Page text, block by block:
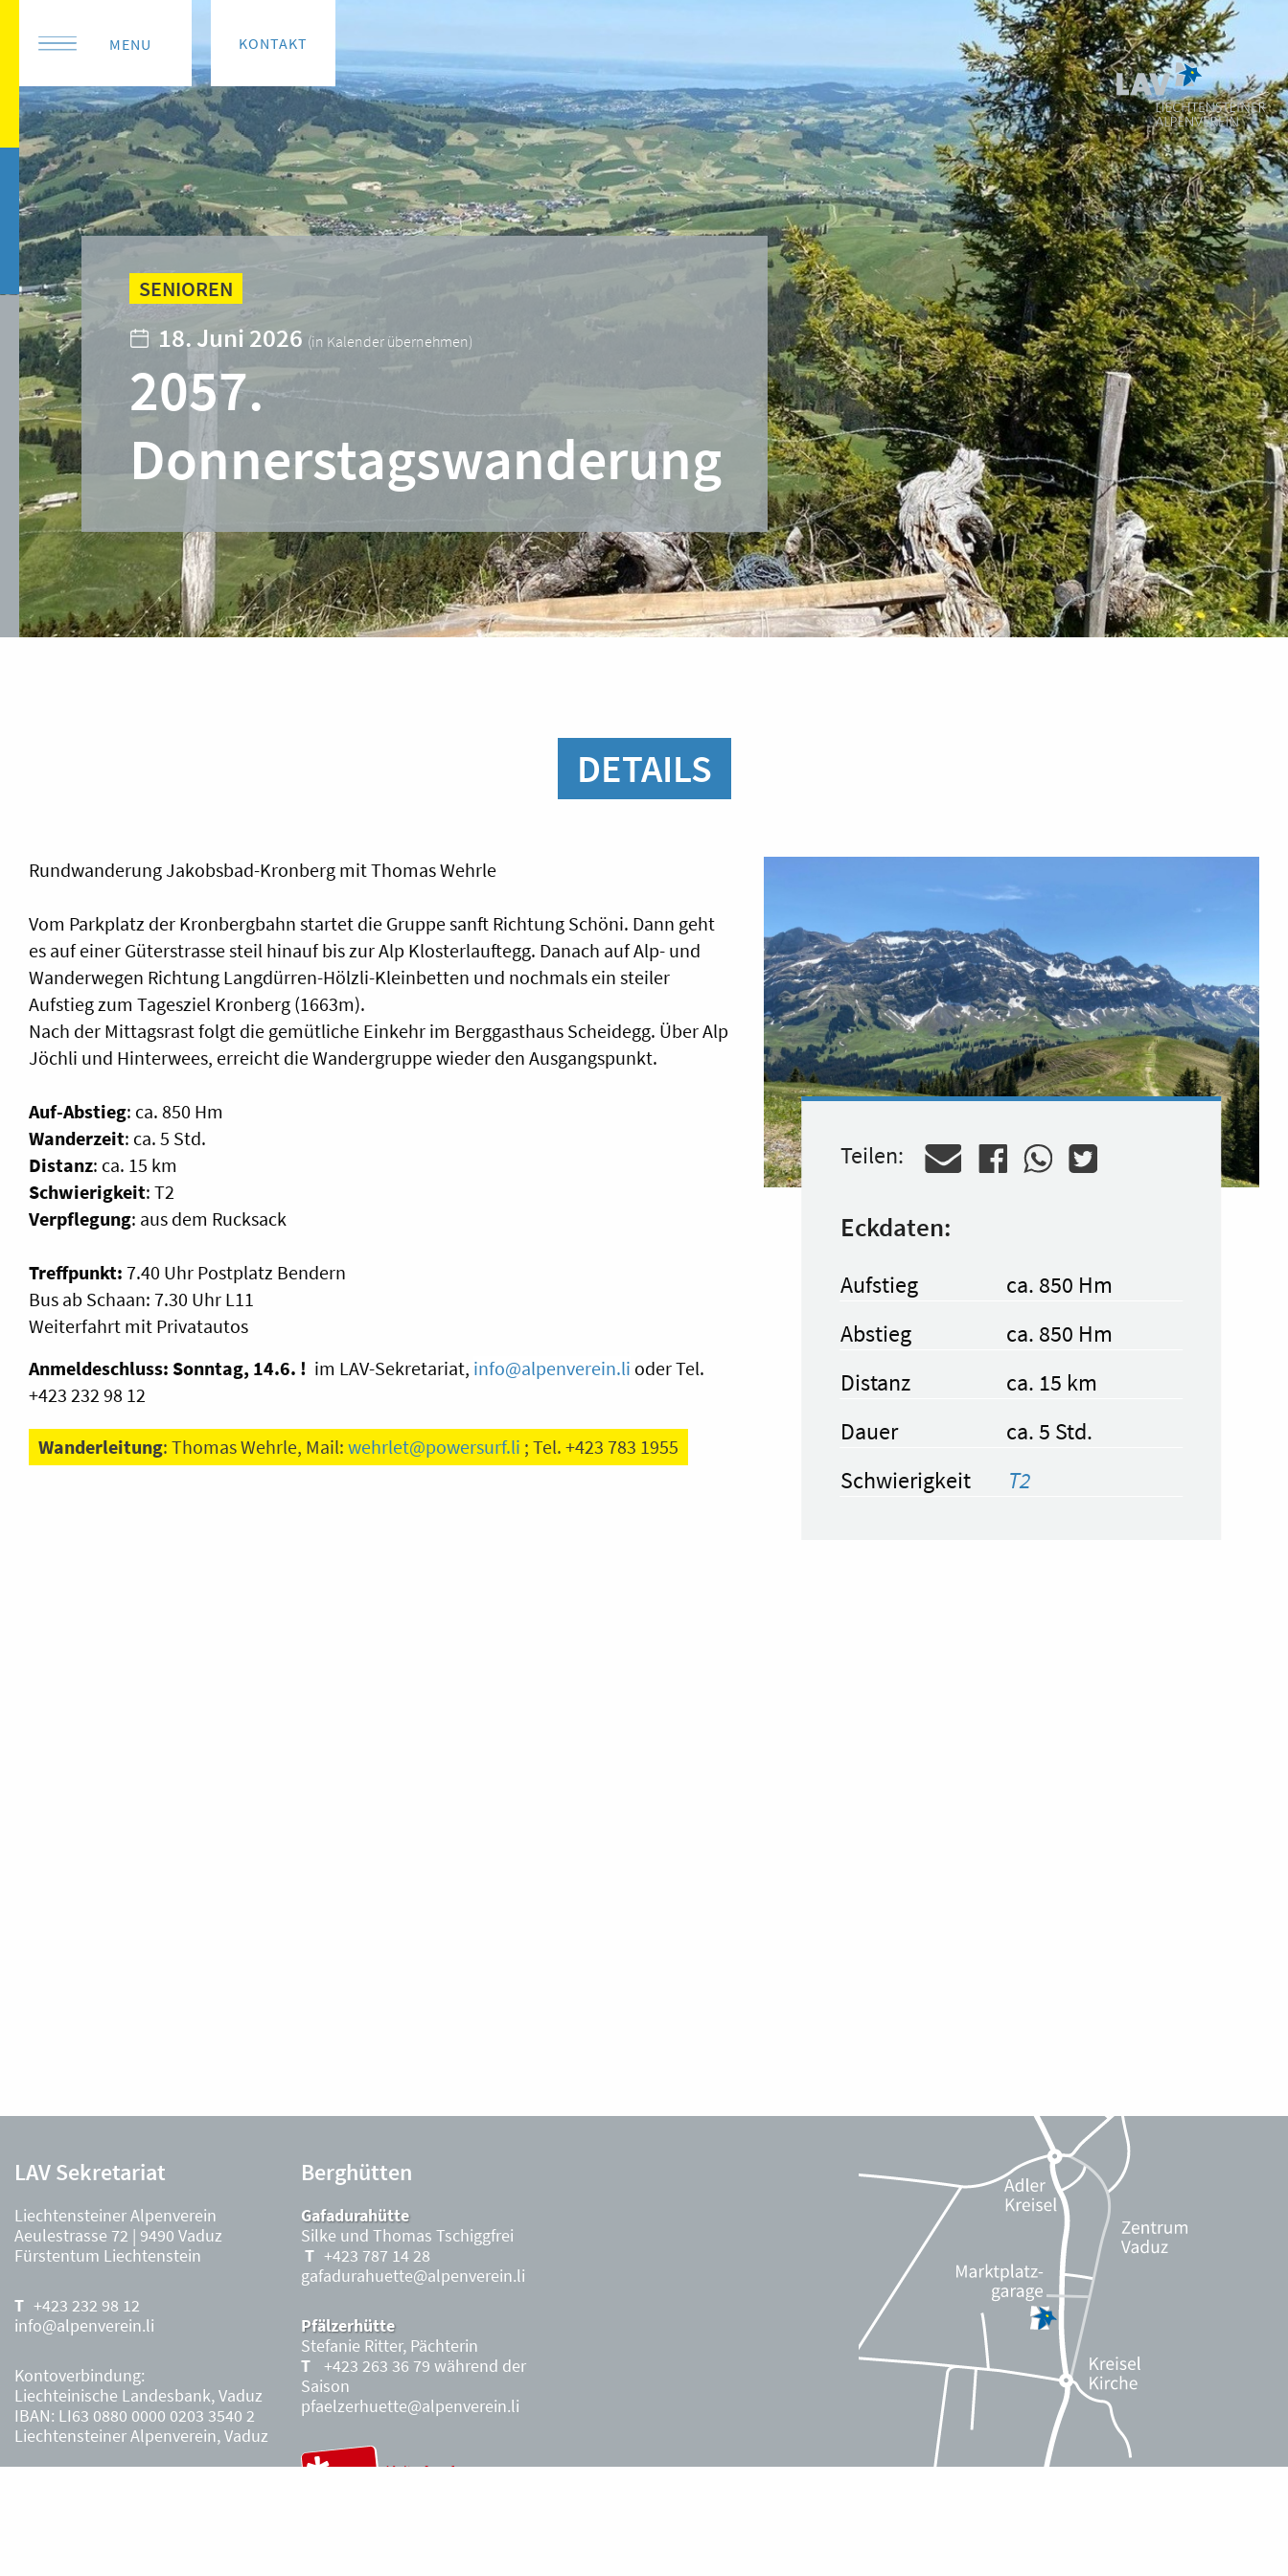
MENU KONTAKT
SENIOREN
18. Juni 2026 (in Kalender übernehmen)
2057.
Donnerstagswanderung
DETAILS
Rundwanderung Jakobsbad-Kronberg mit Thomas Wehrle
Vom Parkplatz der Kronbergbahn startet die Gruppe sanft Richtung Schöni. Dann geht
es auf einer Güterstrasse steil hinauf bis zur Alp Klosterlauftegg. Danach auf Alp- und
Wanderwegen Richtung Langdürren-Hölzli-Kleinbetten und nochmals ein steiler
Aufstieg zum Tagesziel Kronberg (1663m).
Nach der Mittagsrast folgt die gemütliche Einkehr im Berggasthaus Scheidegg. Über Alp
Jöchli und Hinterwees, erreicht die Wandergruppe wieder den Ausgangspunkt.
Auf-Abstieg: ca. 850 Hm
Wanderzeit: ca. 5 Std.
Distanz: ca. 15 km
Schwierigkeit: T2
Verpflegung: aus dem Rucksack
Treffpunkt: 7.40 Uhr Postplatz Bendern
Bus ab Schaan: 7.30 Uhr L11
Weiterfahrt mit Privatautos
Anmeldeschluss: Sonntag, 14.6. ! im LAV-Sekretariat, info@alpenverein.li oderTel.
+423 232 98 12
Wanderleitung: Thomas Wehrle, Mail: wehrlet@powersurf.li ; Tel. +423 783 1955
Teilen:
Eckdaten:
Aufstieg
ca. 850 Hm
Abstieg
ca. 850 Hm
Distanz
ca. 15 km
Dauer
ca. 5 Std.
Schwierigkeit
T2
LAV Sekretariat
Liechtensteiner Alpenverein
Aeulestrasse 72 | 9490 Vaduz
Fürstentum Liechtenstein
+423 232 98 12
info@alpenverein.li
Kontoverbindung:
Liechteinische Landesbank, Vaduz
IBAN: LI63 0880 0000 0203 3540 2
Liechtensteiner Alpenverein, Vaduz
Berghütten
Gafadurahütte
Silke und Thomas Tschiggfrei
+423 787 14 28
gafadurahuette@alpenverein.li
Pfälzerhütte
Stefanie Ritter, Pächterin
+423 263 36 79 während der
Saison
pfaelzerhuette@alpenverein.li